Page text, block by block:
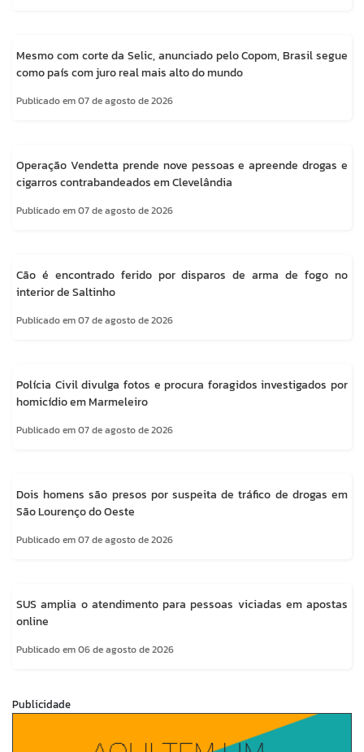
Mesmo com corte da Selic, anunciado pelo Copom, Brasil segue
como país com juro real mais alto do mundo
Publicado em 07 de agosto de 2026
Operação Vendetta prende nove pessoas e apreende drogas e
cigarros contrabandeados em Clevelândia
Publicado em 07 de agosto de 2026
Cão é encontrado ferido por disparos de arma de fogo no
interior de Saltinho
Publicado em 07 de agosto de 2026
Polícia Civil divulga fotos e procura foragidos investigados por
homicídio em Marmeleiro
Publicado em 07 de agosto de 2026
Dois homens são presos por suspeita de tráfico de drogas em
São Lourenço do Oeste
Publicado em 07 de agosto de 2026
SUS amplia o atendimento para pessoas viciadas em apostas
online
Publicado em 06 de agosto de 2026
Publicidade